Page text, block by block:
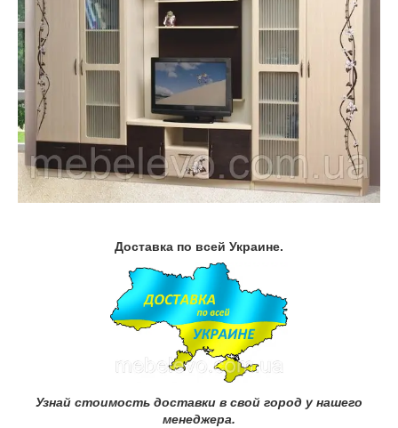
Доставка по всей Украине.
Узнай стоимость доставки в свой город у нашего
менеджера.